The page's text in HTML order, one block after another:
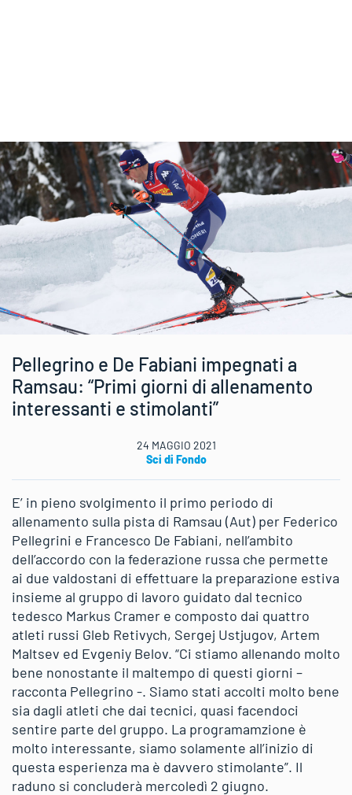
Pellegrino e De Fabiani impegnati a
Ramsau: “Primi giorni di allenamento
interessanti e stimolanti”
24 MAGGIO 2021
Sci di Fondo
E’ in pieno svolgimento il primo periodo di
allenamento sulla pista di Ramsau (Aut) per Federico
Pellegrini e Francesco De Fabiani, nell’ambito
dell’accordo con la federazione russa che permette
ai due valdostani di effettuare la preparazione estiva
insieme al gruppo di lavoro guidato dal tecnico
tedesco Markus Cramer e composto dai quattro
atleti russi Gleb Retivych, Sergej Ustjugov, Artem
Maltsev ed Evgeniy Belov. “Ci stiamo allenando molto
bene nonostante il maltempo di questi giorni –
racconta Pellegrino -. Siamo stati accolti molto bene
sia dagli atleti che dai tecnici, quasi facendoci
sentire parte del gruppo. La programamzione è
molto interessante, siamo solamente all’inizio di
questa esperienza ma è davvero stimolante”. Il
raduno si concluderà mercoledì 2 giugno.